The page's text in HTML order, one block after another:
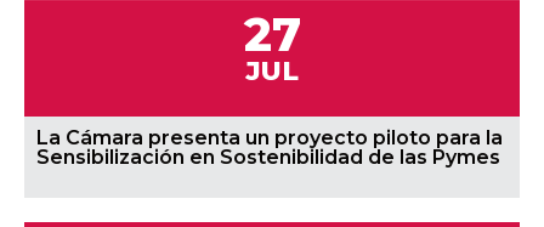
27
JUL
La Cámara presenta un proyecto piloto para la
Sensibilización en Sostenibilidad de las Pymes